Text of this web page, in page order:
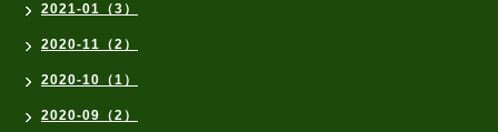
2021-01（3）
2020-11（2）
2020-10（1）
2020-09（2）